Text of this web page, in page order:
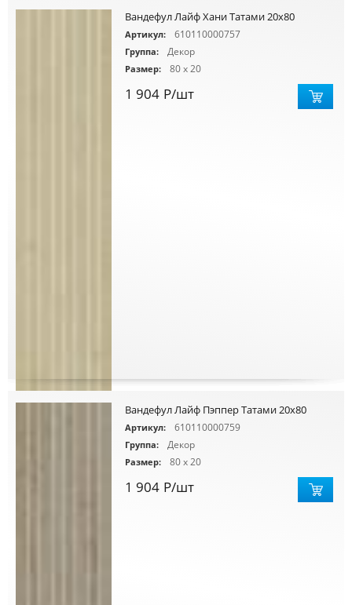
Вандефул Лайф Хани Татами 20х80
Артикул: 610110000757
Группа: Декор
Размер: 80 x 20
1 904 Р/шт
Вандефул Лайф Пэппер Татами 20х80
Артикул: 610110000759
Группа: Декор
Размер: 80 x 20
1 904 Р/шт